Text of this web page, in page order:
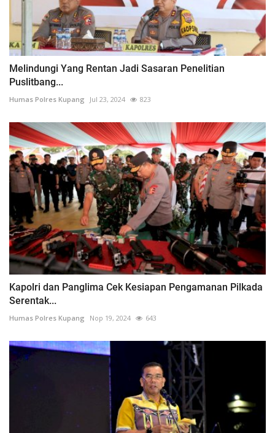
Melindungi Yang Rentan Jadi Sasaran Penelitian
Puslitbang...
Humas Polres Kupang Jul 23, 2024 823
Kapolri dan Panglima Cek Kesiapan Pengamanan Pilkada
Serentak...
Humas Polres Kupang Nop 19, 2024 643